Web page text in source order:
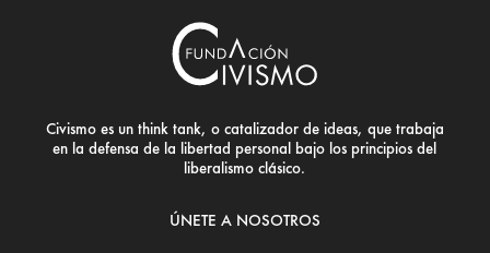
Civismo es un think tank, o catalizador de ideas, que trabaja
en la defensa de la libertad personal bajo los principios del
liberalismo clásico.
ÚNETE A NOSOTROS